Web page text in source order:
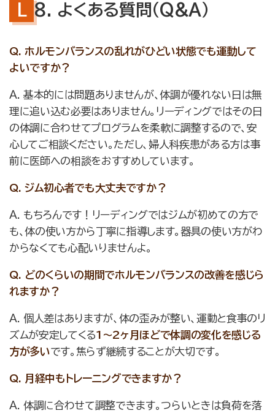
8. よくある質問（Q&A）
Q. ホルモンバランスの乱れがひどい状態でも運動して
よいですか？
A. 基本的には問題ありませんが、体調が優れない日は無
理に追い込む必要はありません。リーディングではその日
の体調に合わせてプログラムを柔軟に調整するので、安
心してご相談ください。ただし、婦人科疾患がある方は事
前に医師への相談をおすすめしています。
Q. ジム初心者でも大丈夫ですか？
A. もちろんです！リーディングではジムが初めての方で
も、体の使い方から丁寧に指導します。器具の使い方がわ
からなくても心配いりませんよ。
Q. どのくらいの期間でホルモンバランスの改善を感じら
れますか？
A. 個人差はありますが、体の歪みが整い、運動と食事のリ
ズムが安定してくる1〜2ヶ月ほどで体調の変化を感じる
方が多いです。焦らず継続することが大切です。
Q. 月経中もトレーニングできますか？
A. 体調に合わせて調整できます。つらいときは負荷を落